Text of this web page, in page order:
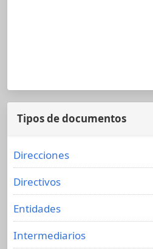
Tipos de documentos
Direcciones
Directivos
Entidades
Intermediarios